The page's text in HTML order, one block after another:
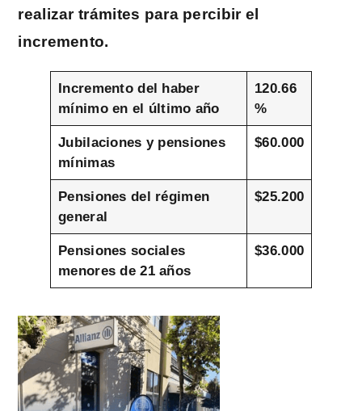
realizar trámites para percibir el
incremento.
Incremento del haber
mínimo en el último año
120.66
%
Jubilaciones y pensiones
mínimas
$60.000
Pensiones del régimen
general
$25.200
Pensiones sociales
menores de 21 años
$36.000